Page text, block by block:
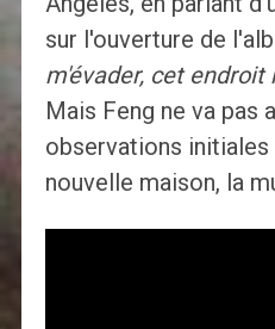
sur l'ouverture de
m'évader, cet endroit
Mais Feng ne va pas
observations initiales
nouvelle maison, la